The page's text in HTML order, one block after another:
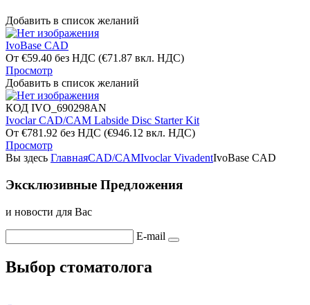
Добавить в список желаний
IvoBase CAD
От €59.40 без НДС (€71.87 вкл. НДС)
Просмотр
Добавить в список желаний
КОД IVO_690298AN
Ivoclar CAD/CAM Labside Disc Starter Kit
От €781.92 без НДС (€946.12 вкл. НДС)
Просмотр
Вы здесь ГлавнаяCAD/CAMIvoclar VivadentIvoBase CAD
Эксклюзивные Предложения
и новости для Вас
E-mail
Выбор стоматолога